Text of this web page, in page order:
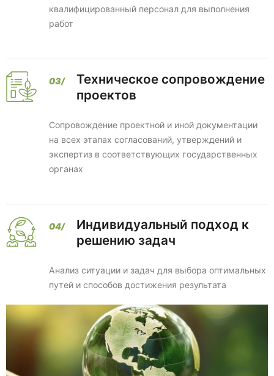
квалифицированный персонал для выполнения
работ
Техническое сопровождение
проектов
Сопровождение проектной и иной документации
на всех этапах согласований, утверждений и
экспертиз в соответствующих государственных
органах
Индивидуальный подход к
решению задач
Анализ ситуации и задач для выбора оптимальных
путей и способов достижения результата